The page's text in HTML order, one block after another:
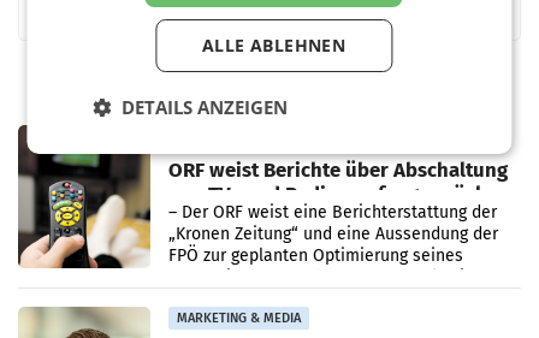
ORF weist Berichte über Abschaltung
von TV- und Radioempfang zurück
– Der ORF weist eine Berichterstattung der
„Kronen Zeitung“ und eine Aussendung der
FPÖ zur geplanten Optimierung seines
MARKETING & MEDIA
ALLE ABLEHNEN
DETAILS ANZEIGEN